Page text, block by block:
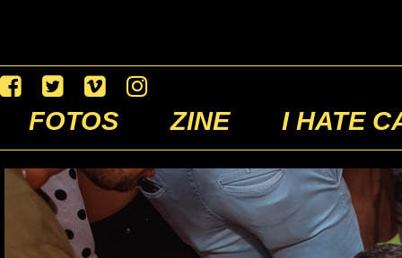
FOTOS ZINE I HATE